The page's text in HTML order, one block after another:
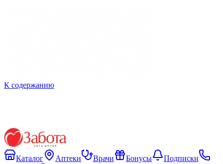
К содержанию
Каталог Аптеки Врачи Бонусы
Подписки